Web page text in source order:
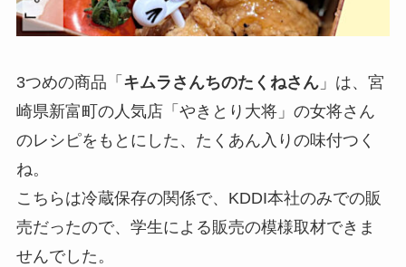
3つめの商品「 キムラさんちのたくねさん」は、宮
崎県新富町の人気店「やきとり大将」の女将さん
のレシピをもとにした、たくあん入りの味付つく
ね。
こちらは冷蔵保存の関係で、KDDI本社のみでの販
売だったので、学生による販売の模様取材できま
せんでした。